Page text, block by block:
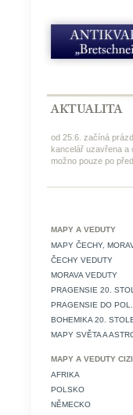
od 25.6. začíná
kancelář uzavřena a
možno pouze po
MAPY A VEDUTY
MAPY ČECHY,
ČECHY VEDUTY
MORAVA VEDUTY
PRAGENSIE 20.
PRAGENSIE DO
BOHEMIKA 20.
MAPY SVĚTA A
MAPY A VEDUTY
AFRIKA
POLSKO
NĚMECKO